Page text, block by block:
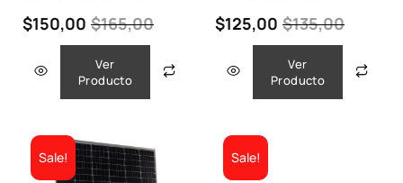
$165,00
$150,00
Ver
Producto
$135,00
$125,00
Ver
Producto
Sale! Sale!